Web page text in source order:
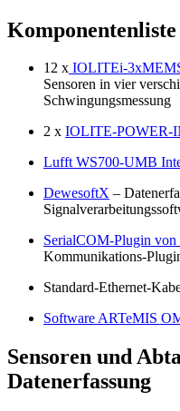
Komponentenliste
12 x IOLITEi-
Sensoren in vier
Schwingungsmessung
2 x IOLITE-POWER-
Lufft WS700-UMB
DewesoftX –
SerialCOM-Plugin von
Kommunikations-
Standard-Ethernet-
Software ARTeMIS
Sensoren und
Datenerfassung